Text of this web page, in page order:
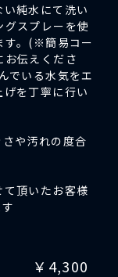
純水にて洗い
スプレーを使
す。(※簡易コー
お伝えくださ
でいる水気をエ
を丁寧に行い
や汚れの度合
頂いたお客様
￥4,300